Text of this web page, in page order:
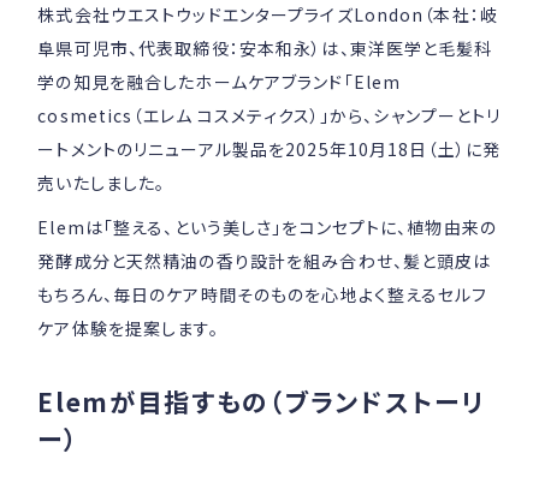
株式会社ウエストウッドエンタープライズLondon（本社：岐
阜県可児市、代表取締役：安本和永）は、東洋医学と毛髪科
学の知見を融合したホームケアブランド「Elem
cosmetics（エレム コスメティクス）」から、シャンプーとトリ
ートメントのリニューアル製品を2025年10月18日（土）に発
売いたしました。
Elemは「整える、という美しさ」をコンセプトに、植物由来の
発酵成分と天然精油の香り設計を組み合わせ、髪と頭皮は
もちろん、毎日のケア時間そのものを心地よく整えるセルフ
ケア体験を提案します。
Elemが目指すもの（ブランドストーリ
ー）